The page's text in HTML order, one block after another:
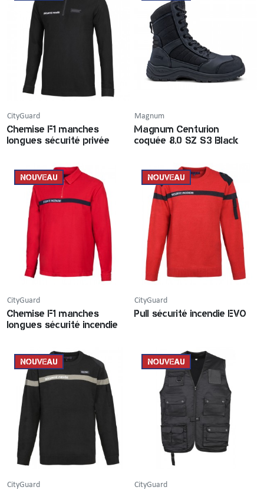
CityGuard
Chemise F1 manches
longues sécurité privée
Magnum
Magnum Centurion
coquée 8.0 SZ S3 Black
NOUVEAU
CityGuard
Chemise F1 manches
longues sécurité incendie
NOUVEAU
CityGuard
Pull sécurité incendie EVO
NOUVEAU
CityGuard
NOUVEAU
CityGuard
Tenue de pluie
Sous-vêtement
Chemise / Chemisette
Gilet
Chemise F1
Veste
Pull / Sweat-shirt
Incendie
Brassard / Chèche / Guêtre
Ceinture / Ceinturon
Casquette / Bonnet / Cagoule / Tour de cou
Montre